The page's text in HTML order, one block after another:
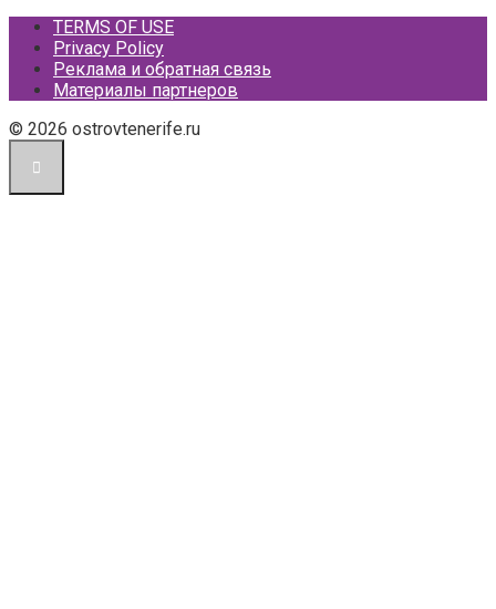
TERMS OF USE
Privacy Policy
Реклама и обратная связь
Материалы партнеров
© 2026 ostrovtenerife.ru